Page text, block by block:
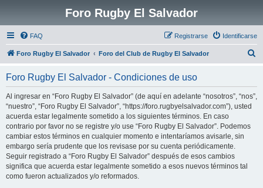
Foro Rugby El Salvador
FAQ Identificarse
Registrarse
Foro Rugby El Salvador Foro del Club de Rugby El Salvador
Foro Rugby El Salvador - Condiciones de uso
Al ingresar en “Foro Rugby El Salvador” (de aquí en adelante “nosotros”, “nos”,
“nuestro”, “Foro Rugby El Salvador”, “https://foro.rugbyelsalvador.com”), usted
acuerda estar legalmente sometido a los siguientes términos. En caso
contrario por favor no se registre y/o use “Foro Rugby El Salvador”. Podemos
cambiar estos términos en cualquier momento e intentaríamos avisarle, sin
embargo sería prudente que los revisase por su cuenta periódicamente.
Seguir registrado a “Foro Rugby El Salvador” después de esos cambios
significa que acuerda estar legalmente sometido a esos nuevos términos tal
como fueron actualizados y/o reformados.